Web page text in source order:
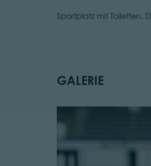
Sportplatz mit Toiletten,
GALERIE